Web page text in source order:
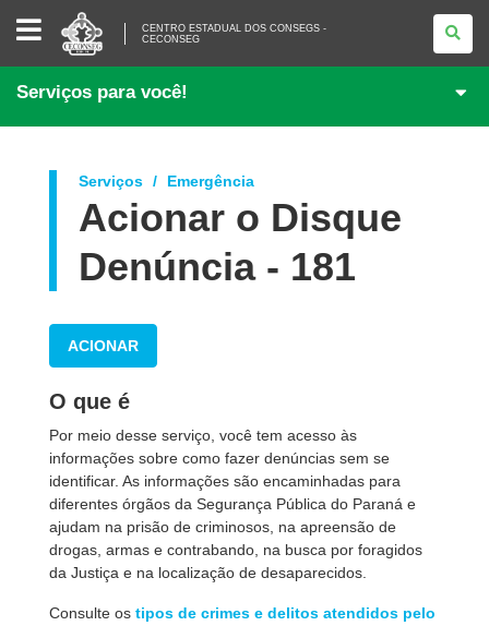
CENTRO
ESTADUAL
DOS
CONSEGS
CECONSEG
CENTRO ESTADUAL DOS CONSEGS -
CECONSEG
Serviços para você!
Serviços Emergência
Acionar o Disque
Denúncia - 181
ACIONAR
O que é
Por meio desse serviço, você tem acesso às
informações sobre como fazer denúncias sem se
identificar. As informações são encaminhadas para
diferentes órgãos da Segurança Pública do Paraná e
ajudam na prisão de criminosos, na apreensão de
drogas, armas e contrabando, na busca por foragidos
da Justiça e na localização de desaparecidos.
Consulte os tipos de crimes e delitos atendidos pelo